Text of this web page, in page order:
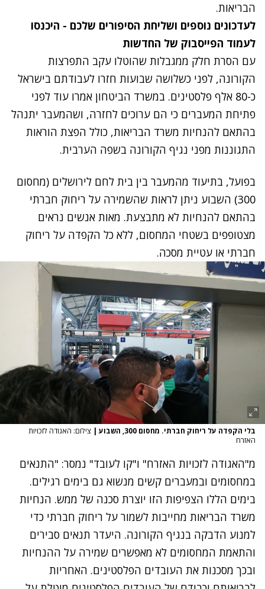
הבריאות.
לעדכונים נוספים ושליחת הסיפורים שלכם - היכנסו
לעמוד הפייסבוק של החדשות
עם הסרת חלק ממגבלות שהוטלו עקב התפרצות
הקורונה, לפני כשלושה שבועות חזרו לעבודתם בישראל
כ-80 אלף פלסטינים. במשרד הביטחון אמרו עוד לפני
פתיחת המעברים כי הם ערוכים לחזרה, ושהמעבר יתנהל
בהתאם להנחיות משרד הבריאות, כולל הפצת הוראות
התגוננות מפני נגיף הקורונה בשפה הערבית.
נתקלנו בבעיה
נסה שוב
בפועל, בתיעוד מהמעבר בין בית לחם לירושלים (מחסום
300) השבוע ניתן לראות שהשמירה על ריחוק חברתי
בהתאם להנחיות לא מתבצעת. מאות אנשים נראים
מצטופפים בשטחי המחסום, ללא כל הקפדה על ריחוק
חברתי או עטיית מסכה.
בלי הקפדה על ריחוק חברתי. מחסום 300, השבוע | צילום: האגודה לזכויות
האזרח
מ"האגודה לזכויות האזרח" ו"קו לעובד" נמסר: "התנאים
במחסומים ובמעברים קשים מנשוא גם בימים רגילים.
בימים הללו הצפיפות הזו יוצרת סכנה של ממש. הנחיות
משרד הבריאות מחייבות לשמור על ריחוק חברתי כדי
למנוע הדבקה בנגיף הקורונה. היעדר תנאים סבירים
והתאמת המחסומים לא מאפשרים שמירה על ההנחיות
ובכך מסכנות את העובדים הפלסטינים. האחריות